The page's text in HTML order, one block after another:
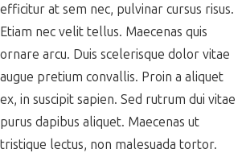
efficitur at sem nec, pulvinar cursus risus.
Etiam nec velit tellus. Maecenas quis
ornare arcu. Duis scelerisque dolor vitae
augue pretium convallis. Proin a aliquet
ex, in suscipit sapien. Sed rutrum dui vitae
purus dapibus aliquet. Maecenas ut
tristique lectus, non malesuada tortor.